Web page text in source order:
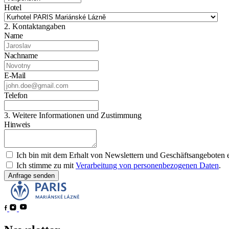
Hotel
2. Kontaktangaben
Name
Nachname
E-Mail
Telefon
3. Weitere Informationen und Zustimmung
Hinweis
Ich bin mit dem Erhalt von Newslettern und Geschäftsangeboten
Ich stimme zu mit Verarbeitung von personenbezogenen Daten.
Anfrage senden